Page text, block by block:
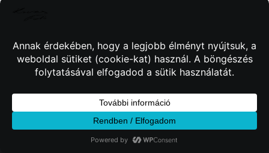
© 2026 Kincses Fotó. Minden jog fenntartva